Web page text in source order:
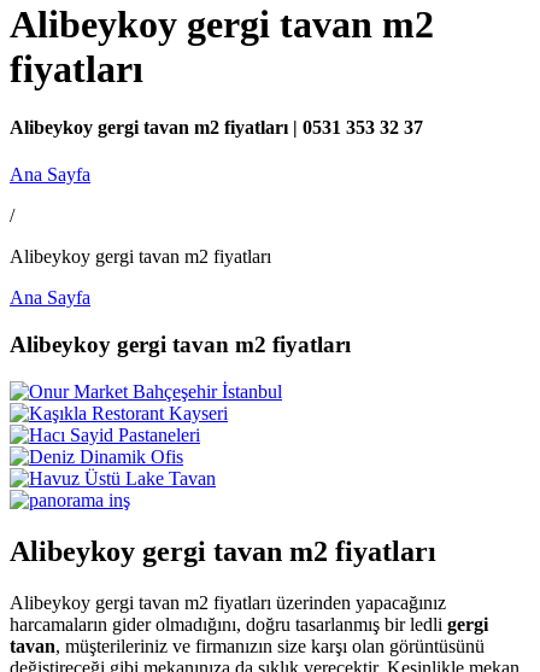
Alibeykoy gergi tavan m2
fiyatları
Alibeykoy gergi tavan m2 fiyatları | 0531 353 32 37
Ana Sayfa
/
Alibeykoy gergi tavan m2 fiyatları
Ana Sayfa
Alibeykoy gergi tavan m2 fiyatları
Alibeykoy gergi tavan m2 fiyatları
Alibeykoy gergi tavan m2 fiyatları üzerinden yapacağınız
harcamaların gider olmadığını, doğru tasarlanmış bir ledli gergi
tavan, müşterileriniz ve firmanızın size karşı olan görüntüsünü
değiştireceği gibi mekanınıza da şıklık verecektir. Kesinlikle mekan